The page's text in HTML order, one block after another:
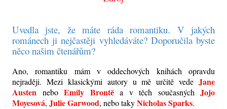
Uvedla jste, že máte ráda romantiku. V jakých
románech ji nejčastěji vyhledáváte? Doporučila byste
něco našim čtenářům?
Ano, romantiku mám v oddechových knihách opravdu
nejraději. Mezi klasickými autory u mě určitě vede Jane
Austen nebo Emily Brontёa v těch současných Jojo
Moyesová, Julie Garwood, nebo takyNicholas Sparks.